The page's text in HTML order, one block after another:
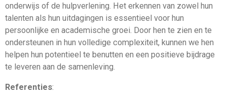
onderwijs of de hulpverlening. Het erkennen van zowel hun
talenten als hun uitdagingen is essentieel voor hun
persoonlijke en academische groei. Door hen te zien en te
ondersteunen in hun volledige complexiteit, kunnen we hen
helpen hun potentieel te benutten en een positieve bijdrage
te leveren aan de samenleving.
Referenties: